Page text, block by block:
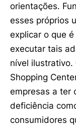
orientações.
esses próprios
explicar o que
executar tais
nível ilustrativo.
Shopping
empresas a ter
deficiência
consumidores